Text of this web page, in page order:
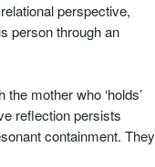
perspective,
person through an
mother who ‘holds’
reflection persists
containment. They